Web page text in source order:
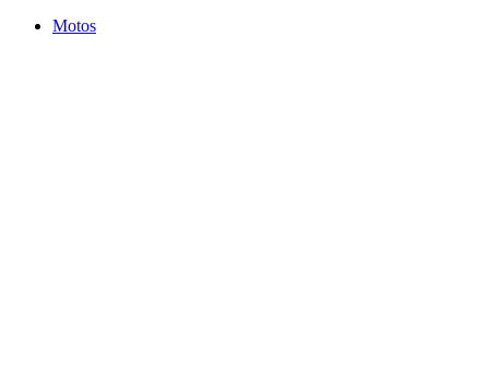
Motos